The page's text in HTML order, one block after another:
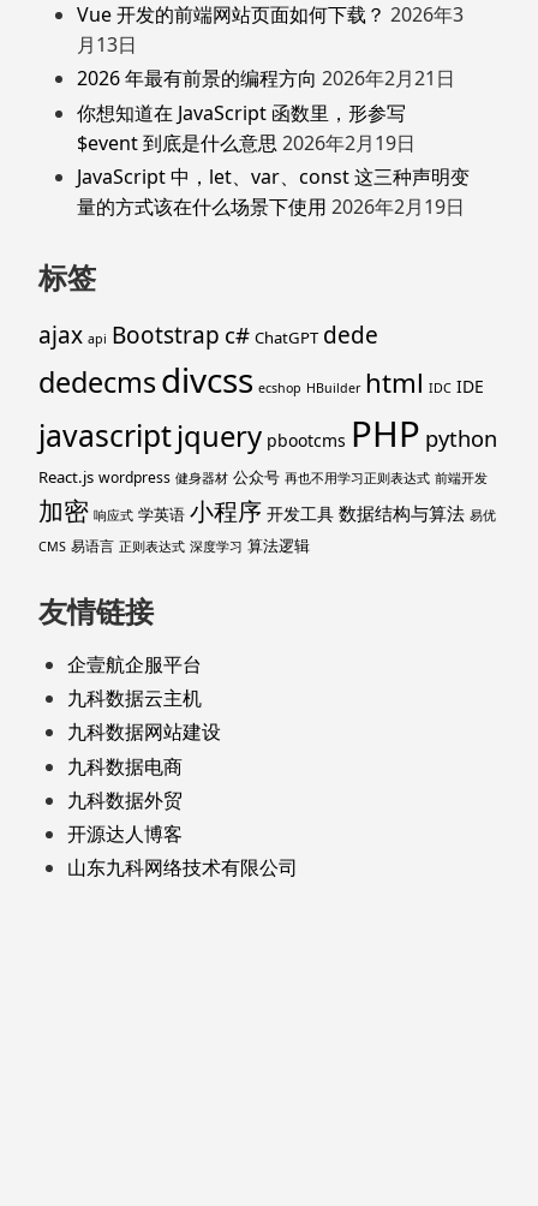
Vue 开发的前端网站页面如何下载？ 2026年3
月13日
2026 年最有前景的编程方向 2026年2月21日
你想知道在 JavaScript 函数里，形参写
$event 到底是什么意思 2026年2月19日
JavaScript 中，let、var、const 这三种声明变
量的方式该在什么场景下使用 2026年2月19日
标签
ajax api Bootstrap c# ChatGPT dede
dedecmsdivcss ecshop HBuilder html IDC IDE
javascriptjquery pbootcms PHP python
React.js wordpress 健身器材 公众号 再也不用学习正则表达式 前端开发
加密 响应式 学英语 小程序 开发工具 数据结构与算法 易优
CMS 易语言 正则表达式 深度学习 算法逻辑
友情链接
企壹航企服平台
九科数据云主机
九科数据网站建设
九科数据电商
九科数据外贸
开源达人博客
山东九科网络技术有限公司